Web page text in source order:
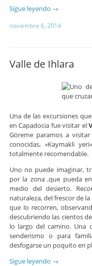
Sigue leyendo →
noviembre 6, 2014
Valle de Ihlara
Una de las excursiones
en Capadocia fue visitar el
Göreme paramos a
conocidas, «Kaymakli
totalmente recomendable.
Uno no puede imaginar,
por la zona ,que pueda
medio del desierto.
naturaleza, del frescor de
que lo recorren,
descubriendo las cientos
lo largo del camino. Una
senderismo o para
desfogarse un poquito en
Sigue leyendo →